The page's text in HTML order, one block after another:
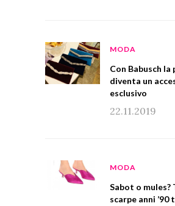
MODA
Con Babusch
diventa un
esclusivo
22.11.2019
MODA
Sabot o
scarpe anni